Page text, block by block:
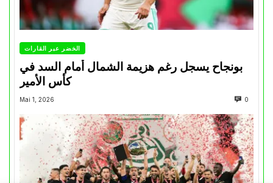
الخضر عبر القارات
بونجاح يسجل رغم هزيمة الشمال أمام السد في
كأس الأمير
Mai 1, 2026 0